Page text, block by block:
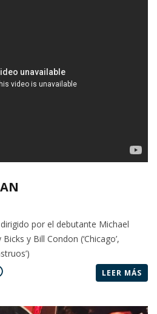
por el debutante Michael
y Bill Condon (‘Chicago’,
LEER MÁS